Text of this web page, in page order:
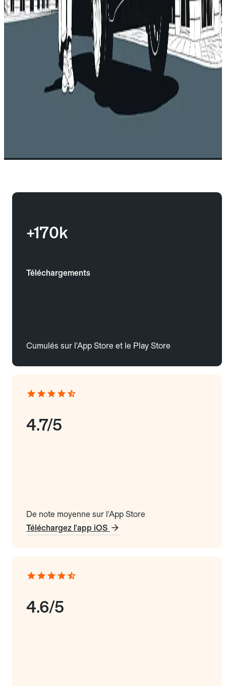
+170k
Téléchargements
Cumulés sur l'App Store et le Play Store
4.7/5
De note moyenne sur l'App Store
Téléchargez l'app iOS
4.6/5